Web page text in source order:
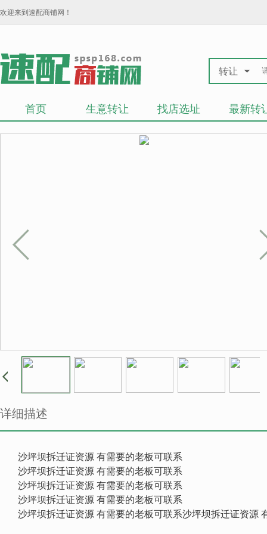
欢迎来到速配商铺网！
转让
首页 生意转让 找店选址 最新转
详细描述
沙坪坝拆迁证资源 有需要的老板可联系
沙坪坝拆迁证资源 有需要的老板可联系
沙坪坝拆迁证资源 有需要的老板可联系
沙坪坝拆迁证资源 有需要的老板可联系
沙坪坝拆迁证资源 有需要的老板可联系沙坪坝拆迁证资源